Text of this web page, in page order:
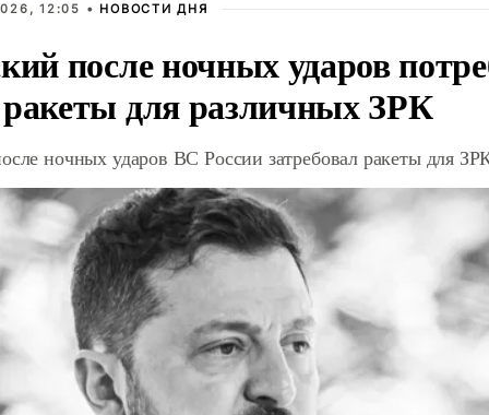
12:05 • НОВОСТИ ДНЯ
после ночных ударов
для различных ЗРК
ночных ударов ВС России затребовал ракеты для